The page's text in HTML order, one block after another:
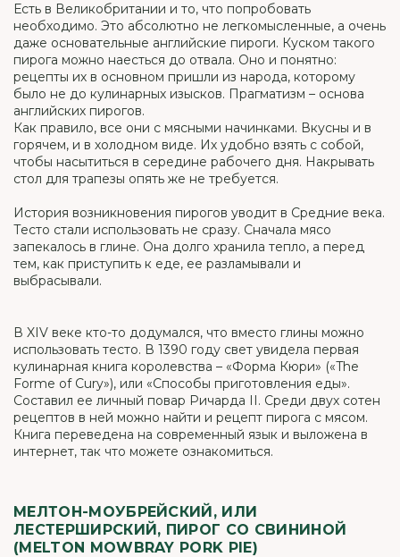
Есть в Великобритании и то, что попробовать
необходимо. Это абсолютно не легкомысленные, а очень
даже основательные английские пироги. Куском такого
пирога можно наесться до отвала. Оно и понятно:
рецепты их в основном пришли из народа, которому
было не до кулинарных изысков. Прагматизм – основа
английских пирогов.
Как правило, все они с мясными начинками. Вкусны и в
горячем, и в холодном виде. Их удобно взять с собой,
чтобы насытиться в середине рабочего дня. Накрывать
стол для трапезы опять же не требуется.
История возникновения пирогов уводит в Средние века.
Тесто стали использовать не сразу. Сначала мясо
запекалось в глине. Она долго хранила тепло, а перед
тем, как приступить к еде, ее разламывали и
выбрасывали.
В XIV веке кто-то додумался, что вместо глины можно
использовать тесто. В 1390 году свет увидела первая
кулинарная книга королевства – «Форма Кюри» («The
Forme of Cury»), или «Способы приготовления еды».
Составил ее личный повар Ричарда II. Среди двух сотен
рецептов в ней можно найти и рецепт пирога с мясом.
Книга переведена на современный язык и выложена в
интернет, так что можете ознакомиться.
МЕЛТОН-МОУБРЕЙСКИЙ, ИЛИ
ЛЕСТЕРШИРСКИЙ, ПИРОГ СО СВИНИНОЙ
(MELTON MOWBRAY PORK PIE)